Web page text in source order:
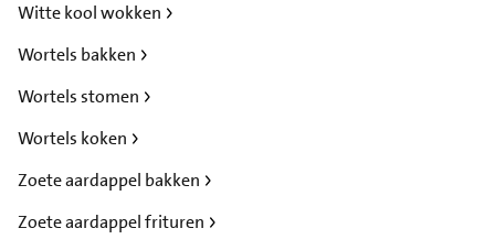
Witte kool wokken
Wortels bakken
Wortels stomen
Wortels koken
Zoete aardappel bakken
Zoete aardappel frituren